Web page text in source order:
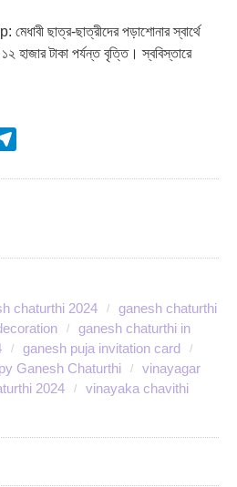
ছাত্র-ছাত্রীদের পড়াশোনার স্বার্থে
হাজার টাকা পর্যন্ত বৃত্তি। স্ববিস্তারে
chaturthi 2024
ganesh chaturthi
ganesh chaturthi in
ganesh puja invitation card
Ganesh Chaturthi
vinayagar
2024
vinayaka chavithi